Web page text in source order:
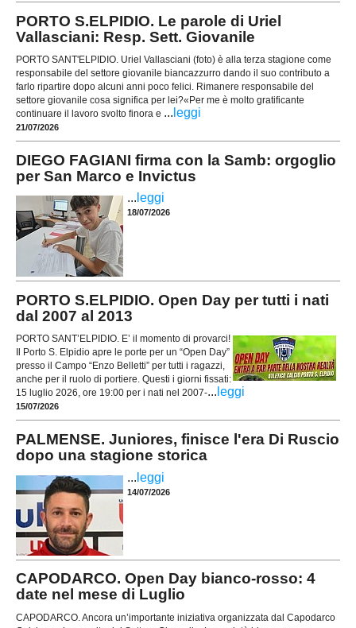
PORTO S.ELPIDIO. Le parole di Uriel
Vallasciani: Resp. Sett. Giovanile
PORTO SANT'ELPIDIO. Uriel Vallasciani (foto) è alla terza stagione come
responsabile del settore giovanile biancazzurro dando il suo contributo a
farlo ripartire dopo alcuni anni poco felici. Rimanere responsabile del
settore giovanile cosa significa per lei?«Per me è molto gratificante
continuare il lavoro svolto finora e ... leggi
21/07/2026
DIEGO FAGIANI firma con la Samb: orgoglio
per San Marco e Invictus
... leggi
18/07/2026
PORTO S.ELPIDIO. Open Day per tutti i nati
dal 2007 al 2013
PORTO SANT’ELPIDIO. E’ il momento di provarci!
Il Porto S. Elpidio apre le porte per un “Open Day”
presso il Campo “Enzo Belletti” per tutti i ragazzi,
anche per il ruolo di portiere. Questi i giorni fissati:
15 luglio 2026, ore 19:00 per i nati nel 2007-... leggi
15/07/2026
PALMENSE. Juniores, finisce l'era Di Ruscio
dopo una stagione storica
... leggi
14/07/2026
CAPODARCO. Open Day bianco-rosso: 4
date nel mese di Luglio
CAPODARCO. Ancora un’importante iniziativa organizzata dal Capodarco